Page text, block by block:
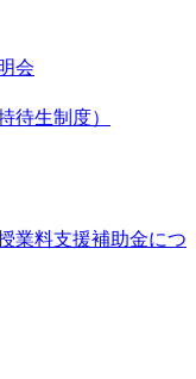
会
待生制度）
業料支援補助金につ